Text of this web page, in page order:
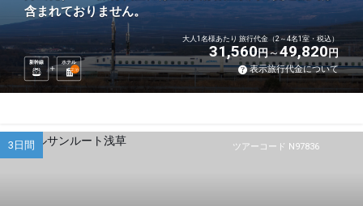
含まれておりません。
新幹線
ホテル
2泊
大人1名様あたり 旅行代金（2～4名1室・税込）
31,560円 49,820円
表示旅行代金について
ツアーコード N97836
3日間